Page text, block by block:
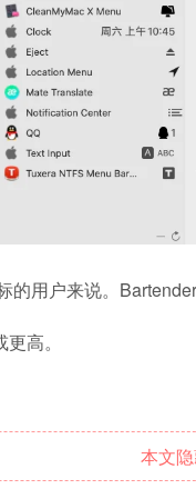
用户来说。
高。
本文